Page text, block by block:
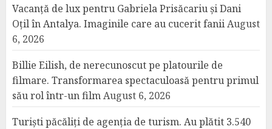
Vacanță de lux pentru Gabriela Prisăcariu și Dani
Oțil în Antalya. Imaginile care au cucerit faniiAugust
6, 2026
Billie Eilish, de nerecunoscut pe platourile de
filmare. Transformarea spectaculoasă pentru primul
său rol într-un filmAugust 6, 2026
Turiști păcăliți de agenția de turism. Au plătit 3.540